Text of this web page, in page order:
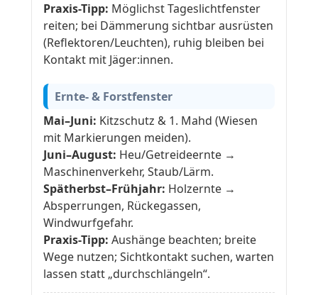
Praxis-Tipp: Möglichst Tageslichtfenster
reiten; bei Dämmerung sichtbar ausrüsten
(Reflektoren/Leuchten), ruhig bleiben bei
Kontakt mit Jäger:innen.
Ernte- & Forstfenster
Mai–Juni: Kitzschutz & 1. Mahd (Wiesen
mit Markierungen meiden).
Juni–August: Heu/Getreideernte →
Maschinenverkehr, Staub/Lärm.
Spätherbst–Frühjahr: Holzernte →
Absperrungen, Rückegassen,
Windwurfgefahr.
Praxis-Tipp: Aushänge beachten; breite
Wege nutzen; Sichtkontakt suchen, warten
lassen statt „durchschlängeln“.